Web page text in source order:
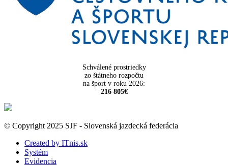
Schválené prostriedky
zo štátneho rozpočtu
na šport v roku 2026:
216 805€
© Copyright 2025 SJF - Slovenská jazdecká federácia
Created by ITnis.sk
Systém
Evidencia